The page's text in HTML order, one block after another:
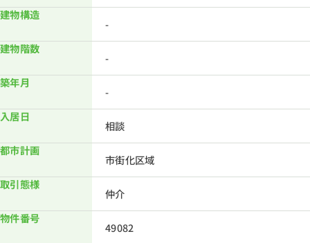
建物構造
-
建物階数
-
築年月
-
入居日
相談
都市計画
市街化区域
取引態様
仲介
物件番号
49082